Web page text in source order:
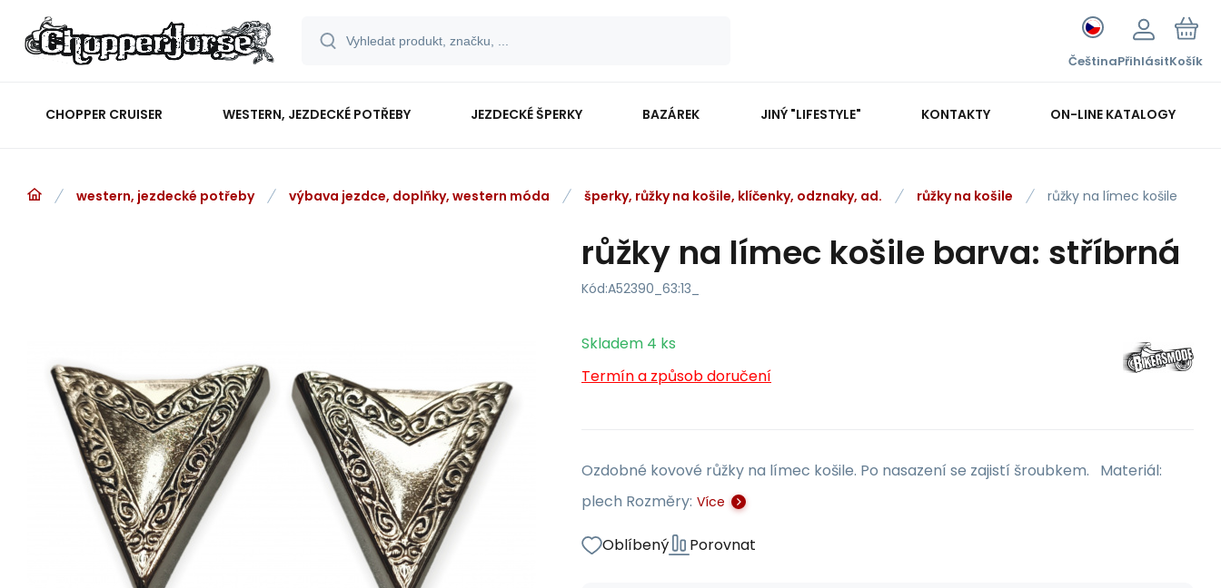
ČeštinaPřihlásitKošík
CHOPPER CRUISER WESTERN, JEZDECKÉ POTŘEBY JEZDECKÉ ŠPERKY BAZÁREK JINÝ "LIFESTYLE" KONTAKTY ON-LINE KATALOGY
western, jezdecké potřeby výbava jezdce, doplňky, western móda šperky, růžky na košile, klíčenky, odznaky, ad. růžky na košile růžky na límec košile
růžky na límec košile barva: stříbrná
Kód:A52390_63:13_
Skladem 4 ks
Termín a způsob doručení
Ozdobné kovové růžky na límec košile. Po nasazení se zajistí šroubkem. Materiál:
plech Rozměry: Více
Oblíbený Porovnat